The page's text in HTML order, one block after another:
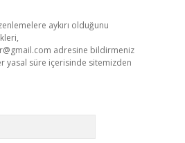
aykırı olduğunu
adresine bildirmeniz
yasal süre içerisinde sitemizden